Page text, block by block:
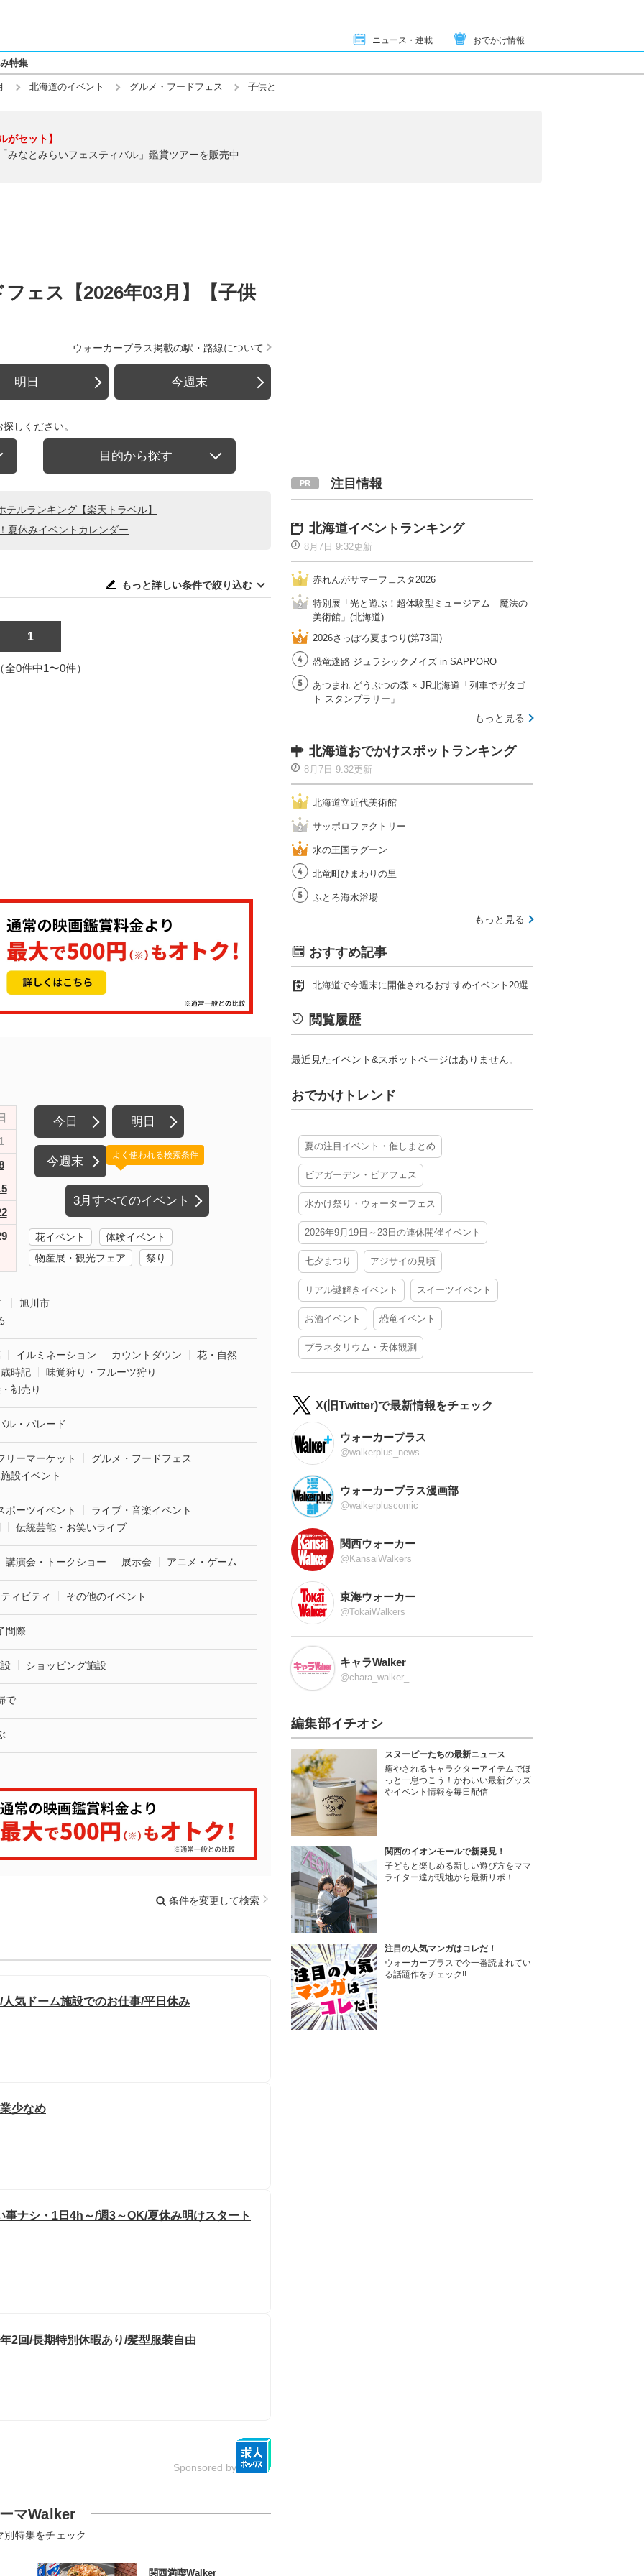
ニュース・連載 おでかけ情報
特集
北海道のイベント グルメ・フードフェス 子供と
がセット】
みなとみらいフェスティバル」鑑賞ツアーを販売中
ェス【2026年03月】【子供
ウォーカープラス掲載の駅・路線について
明日 今週末
しください。
目的から探す
ルランキング【楽天トラベル】
夏休みイベントカレンダー
もっと詳しい条件で絞り込む
1
全0件中1〜0件）
今日 明日
今週末
3月すべてのイベント
よく使われる検索条件
花イベント
体験イベント
物産展・観光フェア
祭り
旭川市
イルミネーション カウントダウン
花・自然
時記
味覚狩り・フルーツ狩り
初売り
ル・パレード
リーマーケット
グルメ・フードフェス
設イベント
ポーツイベント
ライブ・音楽イベント
伝統芸能・お笑いライブ
講演会・トークショー 展示会 アニメ・ゲーム
ィビティ その他のイベント
間際
ショッピング施設
で
条件を変更して検索
気ドーム施設でのお仕事/平日休み
少なめ
ナシ・1日4h～/週3～OK/夏休み明けスタート
2回/長期特別休暇あり/髪型服装自由
Sponsored by
マWalker
別特集をチェック
関西満喫Walker
注目情報
北海道イベントランキング
8月7日 9:32更新
赤れんがサマーフェスタ2026
特別展「光と遊ぶ！超体験型ミュージアム 魔法の
美術館」(北海道)
2026さっぽろ夏まつり(第73回)
恐竜迷路 ジュラシックメイズ in SAPPORO
あつまれ どうぶつの森 × JR北海道「列車でガタゴ
ト スタンプラリー」
もっと見る
北海道おでかけスポットランキング
8月7日 9:32更新
北海道立近代美術館
サッポロファクトリー
水の王国ラグーン
北竜町ひまわりの里
ふとろ海水浴場
もっと見る
おすすめ記事
北海道で今週末に開催されるおすすめイベント20選
閲覧履歴
最近見たイベント&スポットページはありません。
おでかけトレンド
夏の注目イベント・催しまとめ
ビアガーデン・ビアフェス
水かけ祭り・ウォーターフェス
2026年9月19日～23日の連休開催イベント
七夕まつり アジサイの見頃
リアル謎解きイベント スイーツイベント
お酒イベント 恐竜イベント
プラネタリウム・天体観測
X(旧Twitter)で最新情報をチェック
ウォーカープラス
@walkerplus_news
ウォーカープラス漫画部
@walkerpluscomic
関西ウォーカー
@KansaiWalkers
東海ウォーカー
@TokaiWalkers
キャラWalker
@chara_walker_
編集部イチオシ
スヌーピーたちの最新ニュース
癒やされるキャラクターアイテムでほ
っと一息つこう！かわいい最新グッズ
やイベント情報を毎日配信
関西のイオンモールで新発見！
子どもと楽しめる新しい遊び方をママ
ライター達が現地から最新リポ！
注目の人気マンガはコレだ！
ウォーカープラスで今一番読まれてい
る話題作をチェック!!